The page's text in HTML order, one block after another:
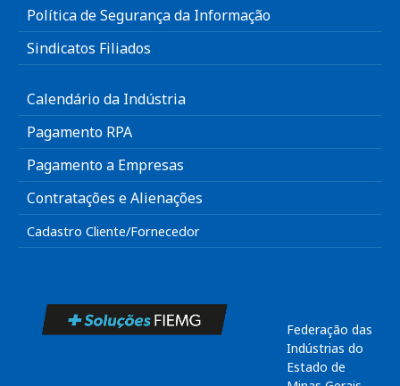
Política de Segurança da Informação
Sindicatos Filiados
Calendário da Indústria
Pagamento RPA
Pagamento a Empresas
Contratações e Alienações
Cadastro Cliente/Fornecedor
Federação das
Indústrias do
Estado de